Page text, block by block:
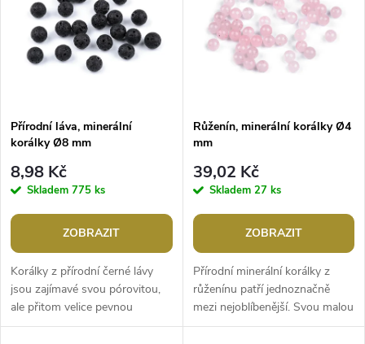
n
p
r
o
d
u
s
p
r
o
d
u
Přírodní láva, minerální
korálky Ø8 mm
8,98 Kč
Skladem 775 ks
ZOBRAZIT
Korálky z přírodní černé lávy
jsou zajímavé svou pórovitou,
ale přitom velice pevnou
strukturou. Najdou široké
Růženín, minerální korálky Ø4
mm
39,02 Kč
Skladem 27 ks
ZOBRAZIT
Přírodní minerální korálky z
růženínu patří jednoznačně
mezi nejoblíbenější. Svou malou
velikostí jsou ideální na výrobu